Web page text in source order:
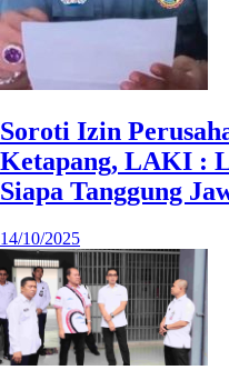
Soroti Izin
Ketapang, LAKI :
Siapa Tanggung
14/10/2025